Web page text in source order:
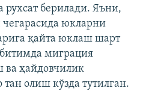
берилади. Яъни,
юкларни
қайта юклаш шарт
миграция
ҳайдовчилик
олиш кўзда тутилган.